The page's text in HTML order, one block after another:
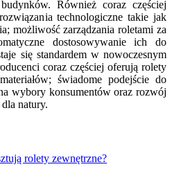
Również coraz częściej
technologiczne takie jak
możliwość zarządzania roletami za
dostosowywanie ich do
się standardem w nowoczesnym
coraz częściej oferują rolety
świadome podejście do
wybory konsumentów oraz rozwój
natury.
rolety zewnętrzne?